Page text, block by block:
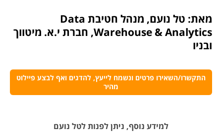
מאת: טל נועם, מנהל חטיבת Data
Warehouse & Analytics, חברת י.א. מיטווך
ובניו
התקשרו/השאירו פרטים ונשמח לייעץ, להדגים ואף לבצע פיילוט
מהיר
למידע נוסף, ניתן לפנות לטל נועם